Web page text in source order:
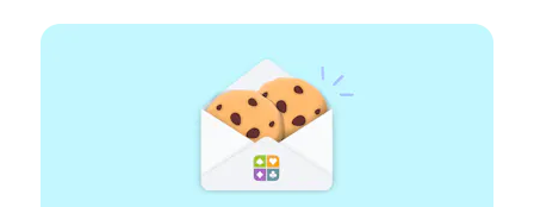
l’édition de jeux de réflexion
Apprendre le Bridge
CGU|Mentions légales